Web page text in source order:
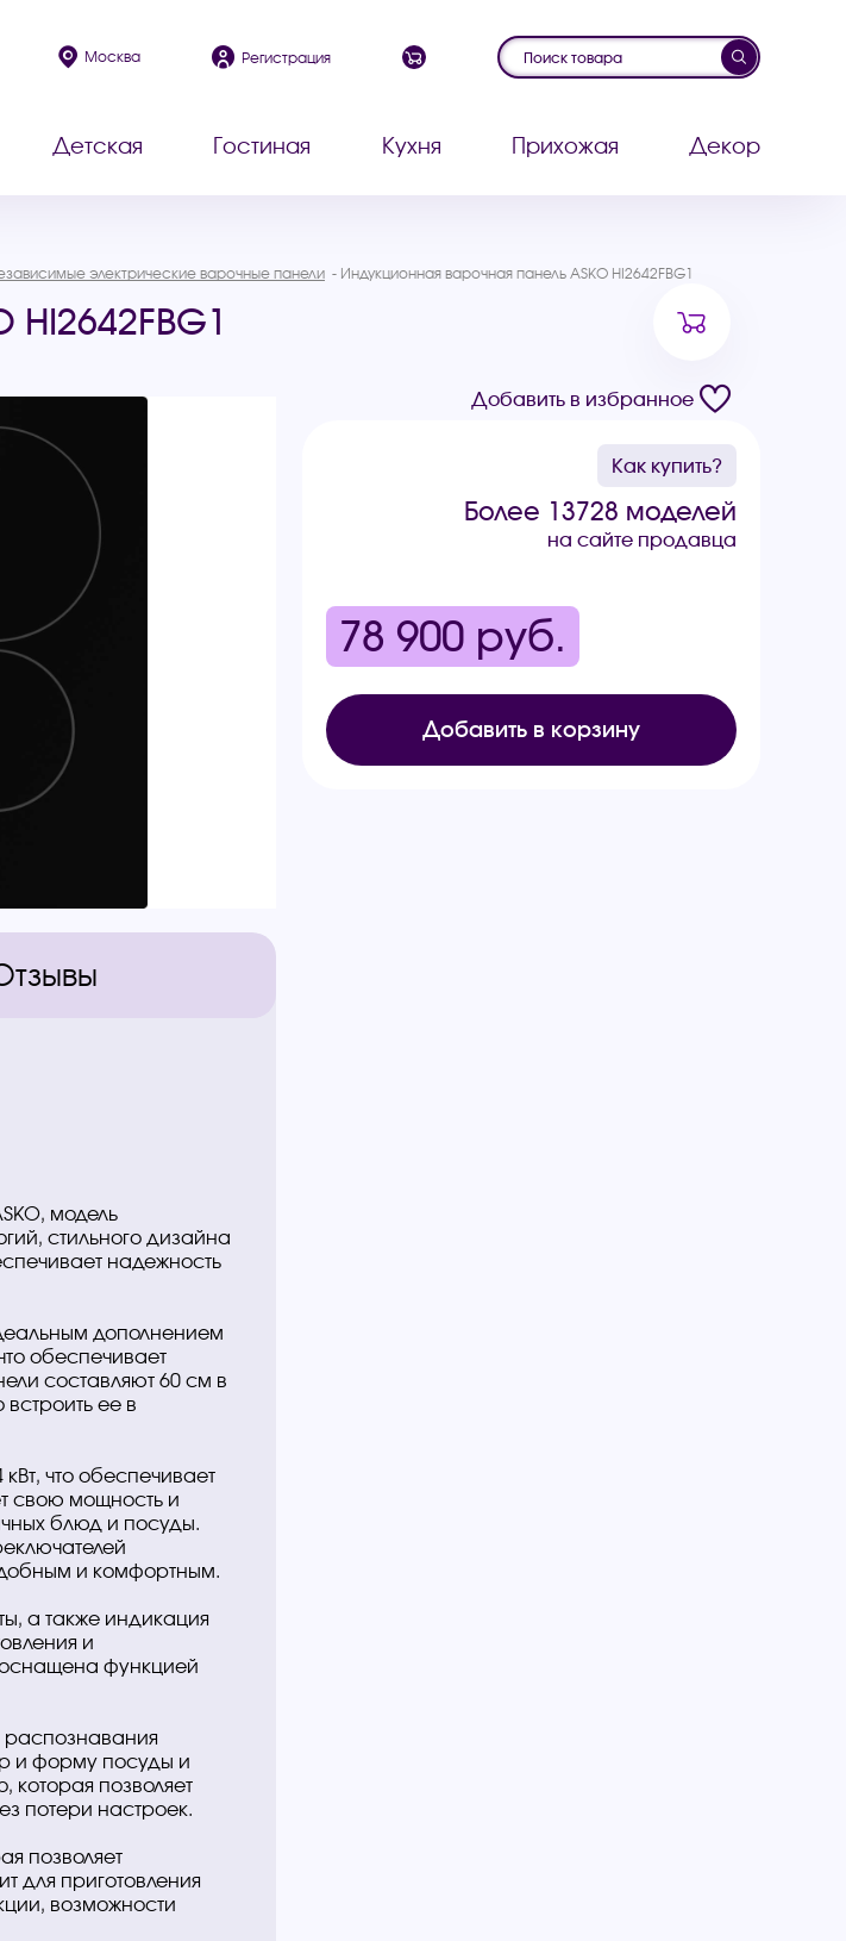
Москва Регистрация
Детская Гостиная Кухня Прихожая Декор
электрические варочные панели Индукционная варочная панель ASKO HI2642FBG1
Добавить в избранное
Как купить?
Более 13728 моделей
на сайте продавца
78 900 руб.
Добавить в корзину
модель
стильного дизайна
надежность
дополнением
обеспечивает
составляют 60 см в
встроить ее в
что обеспечивает
свою мощность и
блюд и посуды.
и комфортным.
а также индикация
и
оснащена функцией
распознавания
и форму посуды и
которая позволяет
потери настроек.
позволяет
для приготовления
возможности